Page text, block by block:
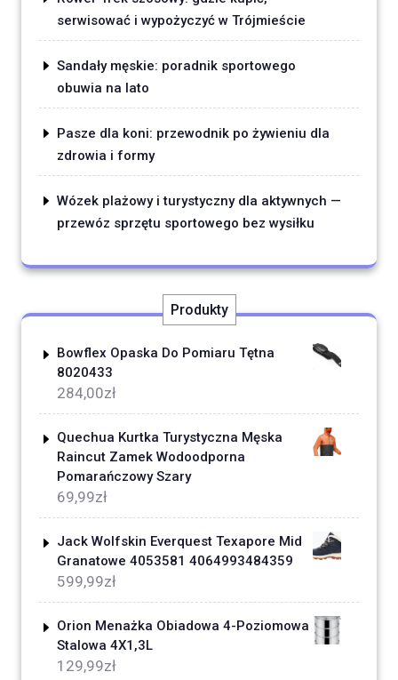
serwisować i wypożyczyć w Trójmieście
Sandały męskie: poradnik sportowego
obuwia na lato
Pasze dla koni: przewodnik po żywieniu dla
zdrowia i formy
Wózek plażowy i turystyczny dla aktywnych —
przewóz sprzętu sportowego bez wysiłku
Produkty
Bowflex Opaska Do Pomiaru Tętna
8020433
284,00zł
Quechua Kurtka Turystyczna Męska
Raincut Zamek Wodoodporna
Pomarańczowy Szary
69,99zł
Jack Wolfskin Everquest Texapore Mid
Granatowe 4053581 4064993484359
599,99zł
Orion Menażka Obiadowa 4-Poziomowa
Stalowa 4X1,3L
129,99zł